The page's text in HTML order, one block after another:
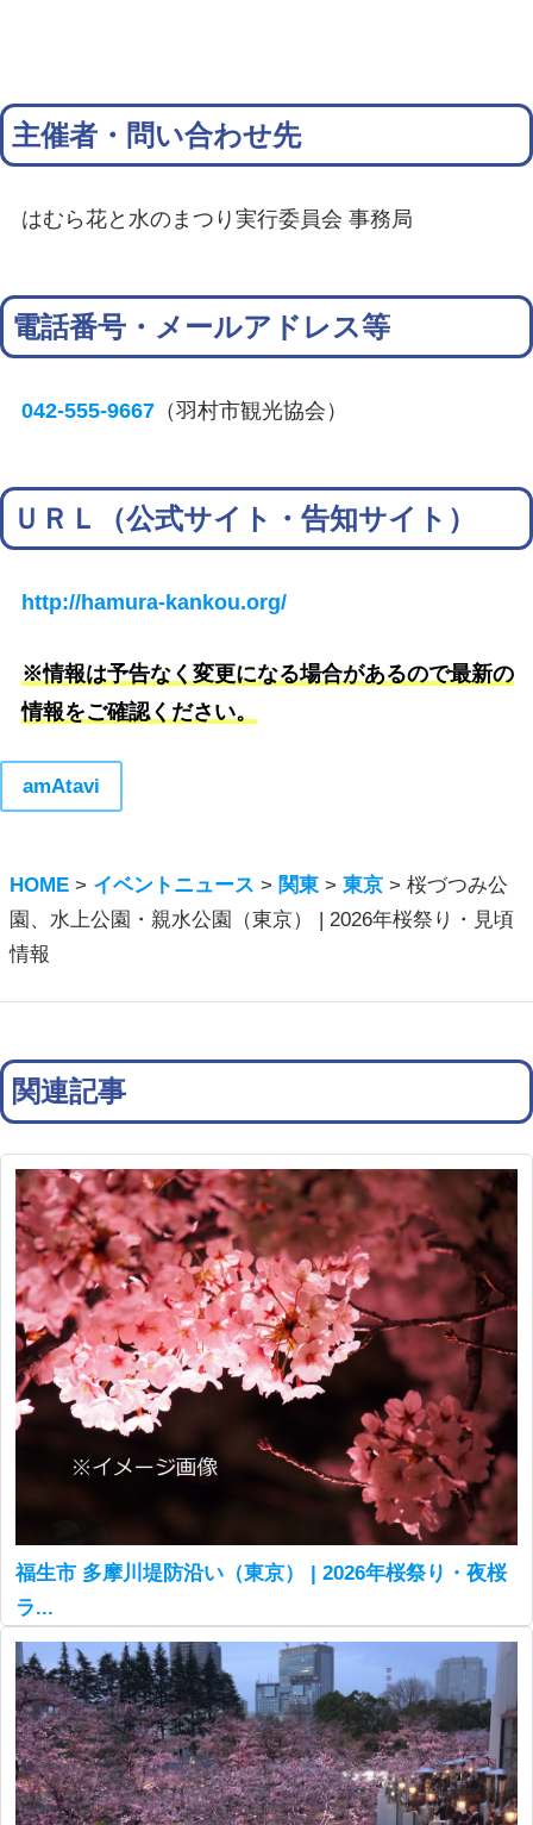
主催者・問い合わせ先
はむら花と水のまつり実行委員会 事務局
電話番号・メールアドレス等
042-555-9667 （羽村市観光協会）
ＵＲＬ（公式サイト・告知サイト）
http://hamura-kankou.org/
※情報は予告なく変更になる場合があるので最新の
情報をご確認ください。
amAtavi
HOME > イベントニュース > 関東 >東京 >桜づつみ公
園、水上公園・親水公園（東京） | 2026年桜祭り・見頃
情報
関連記事
福生市 多摩川堤防沿い（東京） | 2026年桜祭り・夜桜
ラ...